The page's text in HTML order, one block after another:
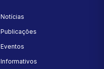
Notícias
Publicações
Eventos
Informativos